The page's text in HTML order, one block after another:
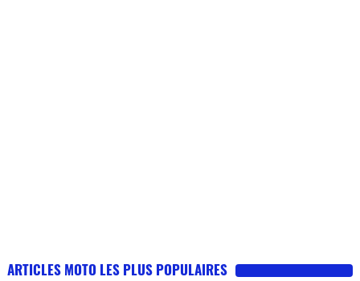
ARTICLES MOTO LES PLUS POPULAIRES